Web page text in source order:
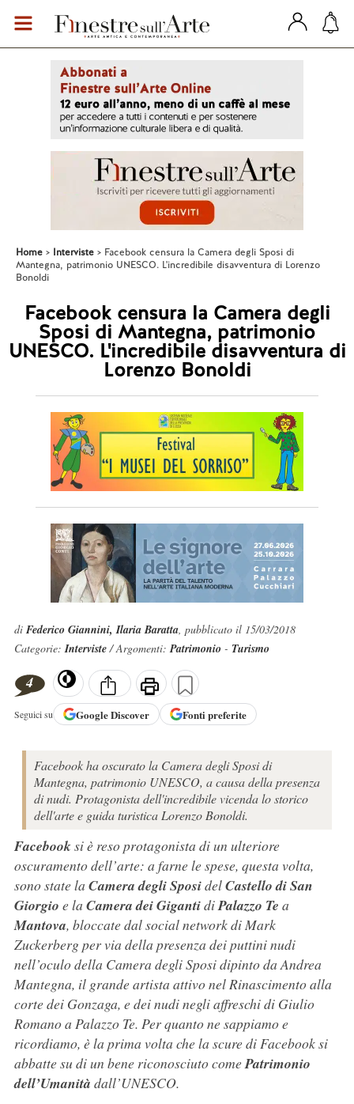
Home Interviste
Facebook censura la Camera degli Sposi di
Mantegna, patrimonio UNESCO. L'incredibile disavventura di Lorenzo
Bonoldi
Facebook censura la Camera degli
Sposi di Mantegna, patrimonio
UNESCO. L'incredibile disavventura di
Lorenzo Bonoldi
di Federico Giannini, Ilaria Baratta, pubblicato il 15/03/2018
Categorie:Interviste/ Argomenti:Patrimonio - Turismo
4
Seguici su GoogleDiscover Fonti preferite
Facebook ha oscurato la Camera degli Sposi di
Mantegna, patrimonio UNESCO, a causa della presenza
di nudi. Protagonista dell'incredibile vicenda lo storico
dell'arte e guida turistica Lorenzo Bonoldi.
Facebooksi è reso protagonista di un ulteriore
oscuramento dell’arte: a farne le spese, questa volta,
sono state la Camera degli SposidelCastello di San
Giorgio e la Camera dei GigantidiPalazzo Te a
Mantova, bloccate dal social network di Mark
Zuckerberg per via della presenza dei puttini nudi
nell’oculo della Camera degli Sposi dipinto da Andrea
Mantegna, il grande artista attivo nel Rinascimento alla
corte dei Gonzaga, e dei nudi negli affreschi di Giulio
Romano a Palazzo Te. Per quanto ne sappiamo e
ricordiamo, è la prima volta che la scure di Facebook si
abbatte su di un bene riconosciuto comePatrimonio
dell’Umanità dall’UNESCO.